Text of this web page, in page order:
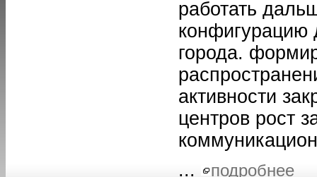
работать
конфигурацию
города.
активности
центров рост
...
подробнее